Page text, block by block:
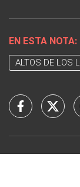
EN ESTA NOTA:
ALTOS DE LOS